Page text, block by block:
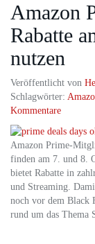
Amazon
Rabatte
nutzen
Veröffentlicht von
Schlagwörter:
Kommentare
Amazon Prime-
finden am 7. und 8.
bietet Rabatte in
und Streaming.
noch vor dem Black
rund um das Thema